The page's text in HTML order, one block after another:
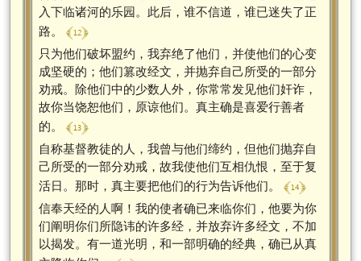
入下临诸河的乐园。此后，谁不信道，谁已迷失了正
路。 ﴾ 12 ﴿
只为他们破坏盟约，我弃绝了他们，并使他们的心变
成坚硬的；他们篡改经文，并抛弃自己所受的一部分
劝戒。除他们中的少数人外，你常常发见他们奸诈，
故你当饶恕他们，原谅他们。真主确是喜爱行善者
的。 ﴾ 13 ﴿
自称基督教徒的人，我曾与他们缔约，但他们抛弃自
己所受的一部分劝戒，故我使他们互相仇恨，至于复
活日。那时，真主要把他们的行为告诉他们。 ﴾ 14 ﴿
信奉天经的人啊！我的使者确已来临你们，他要为你
们阐明你们所隐讳的许多经，并放弃许多经文，不加
以揭发。有一道光明，和一部明确的经典，确已从真